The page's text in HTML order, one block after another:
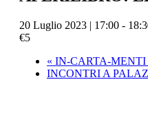
20 Luglio 2023 | 17:00 -
€5
« IN-CARTA-
INCONTRI A